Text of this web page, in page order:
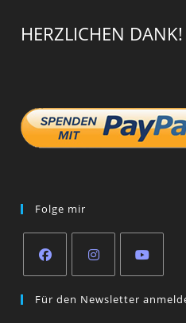
HERZLICHEN DANK!
Folge mir
in
in
in
Für den Newsletter